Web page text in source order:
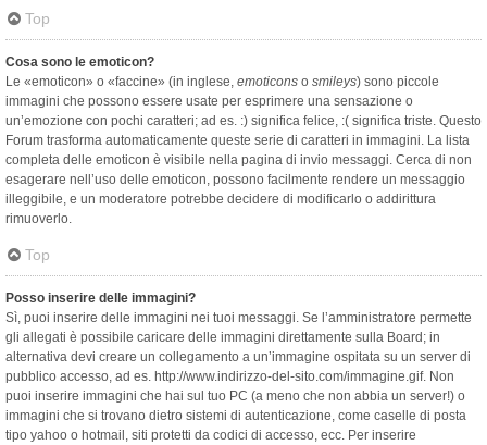
Top
Cosa sono le emoticon?
Le «emoticon» o «faccine» (in inglese, emoticons o smileys) sono piccole
immagini che possono essere usate per esprimere una sensazione o
un’emozione con pochi caratteri; ad es. :) significa felice, :( significa triste. Questo
Forum trasforma automaticamente queste serie di caratteri in immagini. La lista
completa delle emoticon è visibile nella pagina di invio messaggi. Cerca di non
esagerare nell’uso delle emoticon, possono facilmente rendere un messaggio
illeggibile, e un moderatore potrebbe decidere di modificarlo o addirittura
rimuoverlo.
Top
Posso inserire delle immagini?
Sì, puoi inserire delle immagini nei tuoi messaggi. Se l’amministratore permette
gli allegati è possibile caricare delle immagini direttamente sulla Board; in
alternativa devi creare un collegamento a un’immagine ospitata su un server di
pubblico accesso, ad es. http://www.indirizzo-del-sito.com/immagine.gif. Non
puoi inserire immagini che hai sul tuo PC (a meno che non abbia un server!) o
immagini che si trovano dietro sistemi di autenticazione, come caselle di posta
tipo yahoo o hotmail, siti protetti da codici di accesso, ecc. Per inserire